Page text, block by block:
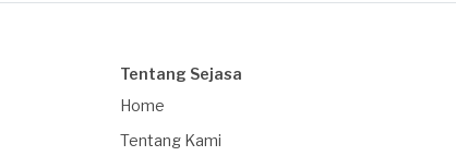
Tentang Sejasa
Home
Tentang Kami